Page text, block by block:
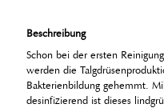
Beschreibung
Schon bei der ersten
werden die
Bakterienbildung gehemmt.
desinfizierend ist dieses